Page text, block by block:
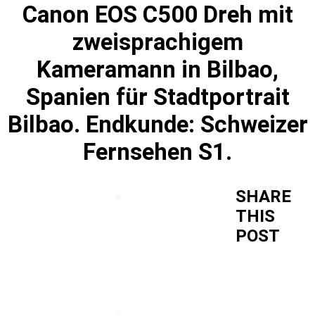
Canon EOS C500 Dreh mit
zweisprachigem
Kameramann in Bilbao,
Spanien für Stadtportrait
Bilbao. Endkunde: Schweizer
Fernsehen S1.
SHARE
THIS
POST